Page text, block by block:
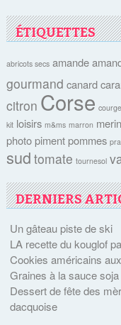
ÉTIQUETTES
abricots secs amande
gourmand canard
citron Corse courge
kit loisirs m&ms marron
photo piment pommes
sud tomate tournesol
DERNIERS
Un gâteau piste de ski
LA recette du kouglof
Cookies américains
Graines à la sauce soja
Dessert de fête des
dacquoise